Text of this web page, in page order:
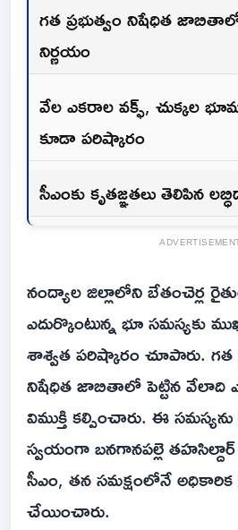
గత ప్రభుత్వం నిషేధిత
నిర్ణయం
వేల ఎకరాల వక్ఫ్, చుక్కల
కూడా పరిష్కారం
సీఎంకు కృతజ్ఞతలు తెలిపిన
నంద్యాల జిల్లాలోని బేతంచెర్ల
ఎదుర్కొంటున్న భూ సమస్యకు
శాశ్వత పరిష్కారం చూపారు. గత
నిషేధిత జాబితాలో పెట్టిన వేలాది
విముక్తి కల్పించారు. ఈ
స్వయంగా బనగానపల్లె
సీఎం, తన సమక్షంలోనే అధికారిక
చేయించారు.